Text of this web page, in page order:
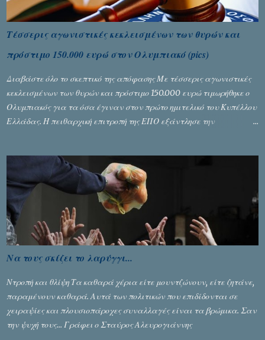
Τέσσερις αγωνιστικές κεκλεισμένων των θυρών και
πρόστιμο 150.000 ευρώ στον Ολυμπιακό (pics)
Διαβάστε όλο το σκεπτικό της απόφασης Με τέσσερις αγωνιστικές
κεκλεισμένων των θυρών και πρόστιμο 150.000 ευρώ τιμωρήθηκε ο
Ολυμπιακός για τα όσα έγιναν στον πρώτο ημιτελικό του Κυπέλλου
Ελλάδας. Η πειθαρχική επιτροπή της ΕΠΟ εξάντλησε την
αφαίρεσης βαθμών, όπως απαιτούσαν, αφού κάτι τέτοιο δεν ήταν
εφικτό, σύμφωνα με τα στοιχεία...
Να τους σκίζει το λαρύγγι...
Ντροπή και θλίψη Τα καθαρά χέρια είτε μουντζώνουν, είτε ζητάνε,
παραμένουν καθαρά. Αυτά των πολιτικών που επιδίδονται σε
χειραψίες και πλουσιοπάροχες συναλλαγές είναι τα βρώμικα. Σαν
την ψυχή τους... Γράφει ο Σταύρος Αλευρογιάννης